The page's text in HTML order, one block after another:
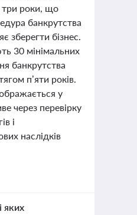
три роки, що
банкрутства
зберегти бізнес.
30 мінімальних
банкрутства
п’яти років.
у
через перевірку
і
наслідків
яких